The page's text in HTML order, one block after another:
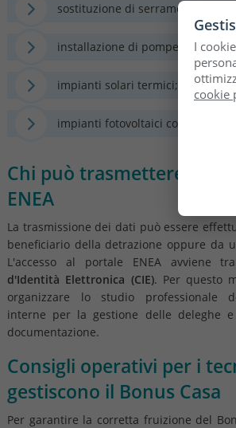
sostituzione di serramenti;
installazione di pompe di calore
impianti solari termici;
impianti fotovoltaici con accumulo.
Chi può trasmettere la
ENEA
La trasmissione dei dati può essere
beneficiario della detrazione oppure da
L'accesso al portale ENEA avviene
d'Identità Elettronica (CIE). Per questo
organizzare lo studio professionale
interne per la gestione delle deleghe e
documentazione.
Consigli operativi per i
gestiscono il Bonus Casa
Per garantire la corretta fruizione del
I
cookie